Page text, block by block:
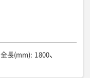
全長(mm): 1800